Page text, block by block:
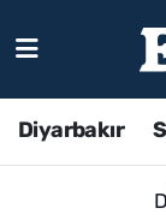
Diyarbakır